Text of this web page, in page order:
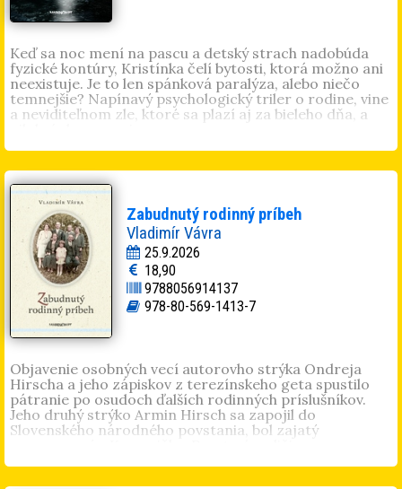
Keď sa noc mení na pascu a detský strach nadobúda
fyzické kontúry, Kristínka čelí bytosti, ktorá možno ani
neexistuje. Je to len spánková paralýza, alebo niečo
temnejšie? Napínavý psychologický triler o rodine, vine
a neviditeľnom zle, ktoré sa plazí aj za bieleho dňa, a
Roman Kulich(1980, Ružomberok) pracuje v rodinnej
firme v oblasti gastronómie. Písaniu sa venuje od
šestnástich rokov. Vyšli mu romány
Prekliatie,Krik nevinných
Poviedky mu vyšli v časopisoch Fantázia, Dotyky a v
zbierkachFantastická 55aUtekajme, už ide
manželkou žije v Žiline.
Zabudnutý rodinný príbeh
Vladimír Vávra
25.9.2026
18,90
9788056914137
978-80-569-1413-7
Objavenie osobných vecí autorovho strýka Ondreja
Hirscha a jeho zápiskov z terezínskeho geta spustilo
pátranie po osudoch ďalších rodinných príslušníkov.
Jeho druhý strýko Armin Hirsch sa zapojil do
Slovenského národného povstania, bol zajatý